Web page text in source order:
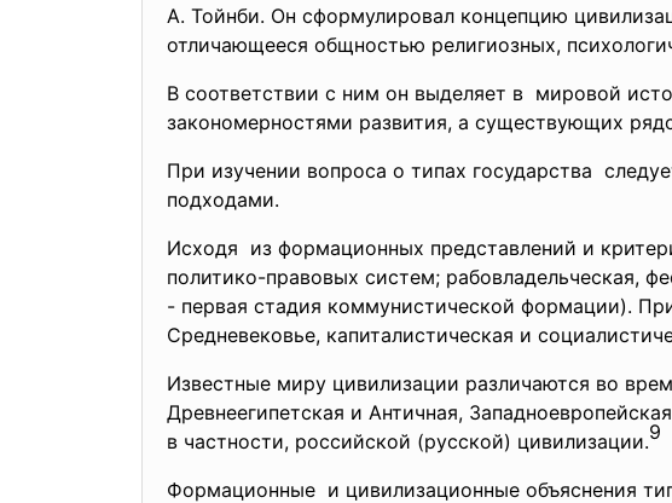
А. Тойнби. Он сформулировал концепцию
отличающееся общностью религиозных,
В соответствии с ним он выделяет в мировой
закономерностями развития, а существующих
При изучении вопроса о типах государства
подходами.
Исходя из формационных представлений и
политико-правовых систем; рабовладельческая,
- первая стадия коммунистической формации).
Средневековье, капиталистическая и
Известные миру цивилизации различаются во
Древнеегипетская и Античная,
в частности, российской (русской) цивилизации.
Формационные и цивилизационные объяснения